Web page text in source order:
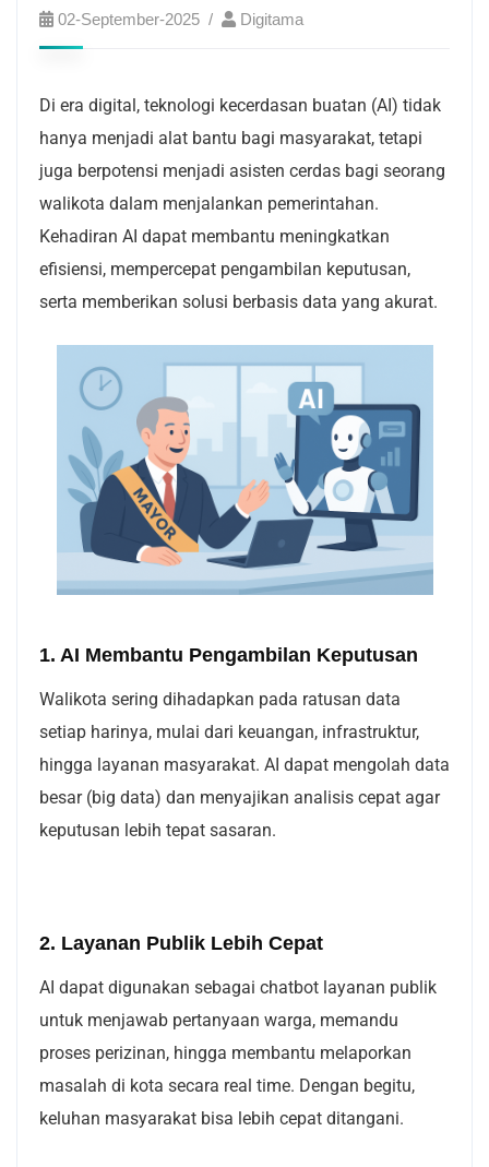
02-September-2025 Digitama
Di era digital, teknologi kecerdasan buatan (AI) tidak
hanya menjadi alat bantu bagi masyarakat, tetapi
juga berpotensi menjadi asisten cerdas bagi seorang
walikota dalam menjalankan pemerintahan.
Kehadiran AI dapat membantu meningkatkan
efisiensi, mempercepat pengambilan keputusan,
serta memberikan solusi berbasis data yang akurat.
1. AI Membantu Pengambilan Keputusan
Walikota sering dihadapkan pada ratusan data
setiap harinya, mulai dari keuangan, infrastruktur,
hingga layanan masyarakat. AI dapat mengolah data
besar (big data) dan menyajikan analisis cepat agar
keputusan lebih tepat sasaran.
2. Layanan Publik Lebih Cepat
AI dapat digunakan sebagai chatbot layanan publik
untuk menjawab pertanyaan warga, memandu
proses perizinan, hingga membantu melaporkan
masalah di kota secara real time. Dengan begitu,
keluhan masyarakat bisa lebih cepat ditangani.